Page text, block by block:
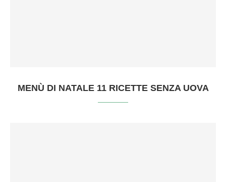
MENÙ DI NATALE 11 RICETTE SENZA UOVA